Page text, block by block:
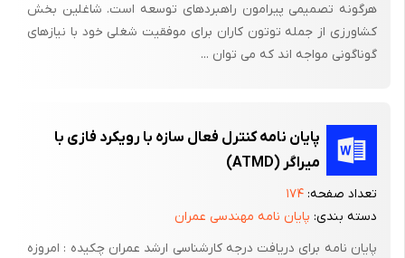
هرگونه تصمیمی پیرامون راهبردهای توسعه است. شاغلین بخش
کشاورزی از جمله توتون کاران برای موفقیت شغلی خود با نیازهای
گوناگونی مواجه اند که می توان ...
پایان نامه کنترل فعال سازه با رویکرد فازی با
میراگر (ATMD)
تعداد صفحه: ۱۷۴
دسته بندی: پایان نامه مهندسی عمران
پایان نامه برای دریافت درجه کارشناسی ارشد عمران چکیده : امروزه